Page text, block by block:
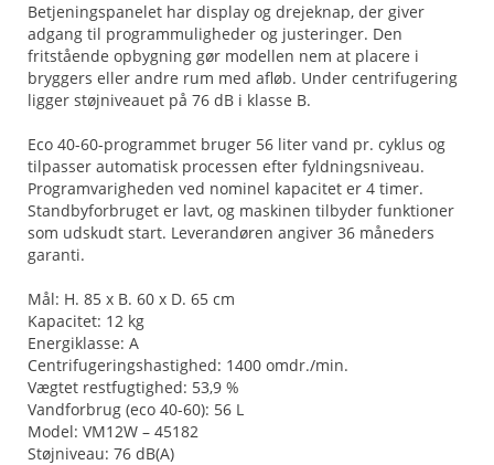
Betjeningspanelet har display og drejeknap, der giver
adgang til programmuligheder og justeringer. Den
fritstående opbygning gør modellen nem at placere i
bryggers eller andre rum med afløb. Under centrifugering
ligger støjniveauet på 76 dB i klasse B.
Eco 40-60-programmet bruger 56 liter vand pr. cyklus og
tilpasser automatisk processen efter fyldningsniveau.
Programvarigheden ved nominel kapacitet er 4 timer.
Standbyforbruget er lavt, og maskinen tilbyder funktioner
som udskudt start. Leverandøren angiver 36 måneders
garanti.
Mål: H. 85 x B. 60 x D. 65 cm
Kapacitet: 12 kg
Energiklasse: A
Centrifugeringshastighed: 1400 omdr./min.
Vægtet restfugtighed: 53,9 %
Vandforbrug (eco 40-60): 56 L
Model: VM12W – 45182
Støjniveau: 76 dB(A)